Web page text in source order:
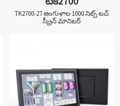
TK2700-27 అంగుళాల 1000 నిట్స్ టచ్
స్క్రీన్ మానిటర్